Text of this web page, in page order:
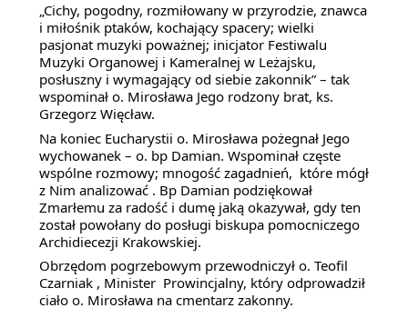
„Cichy, pogodny, rozmiłowany w przyrodzie, znawca
i miłośnik ptaków, kochający spacery; wielki
pasjonat muzyki poważnej; inicjator Festiwalu
Muzyki Organowej i Kameralnej w Leżajsku,
posłuszny i wymagający od siebie zakonnik” – tak
wspominał o. Mirosława Jego rodzony brat, ks.
Grzegorz Więcław.
Na koniec Eucharystii o. Mirosława pożegnał Jego
wychowanek – o. bp Damian. Wspominał częste
wspólne rozmowy; mnogość zagadnień,  które mógł
z Nim analizować . Bp Damian podziękował
Zmarłemu za radość i dumę jaką okazywał, gdy ten
został powołany do posługi biskupa pomocniczego
Archidiecezji Krakowskiej.
Obrzędom pogrzebowym przewodniczył o. Teofil
Czarniak , Minister  Prowincjalny, który odprowadził
ciało o. Mirosława na cmentarz zakonny.